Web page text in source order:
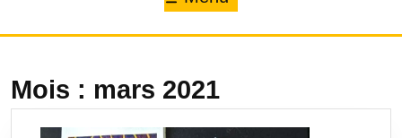
Mois : mars 2021